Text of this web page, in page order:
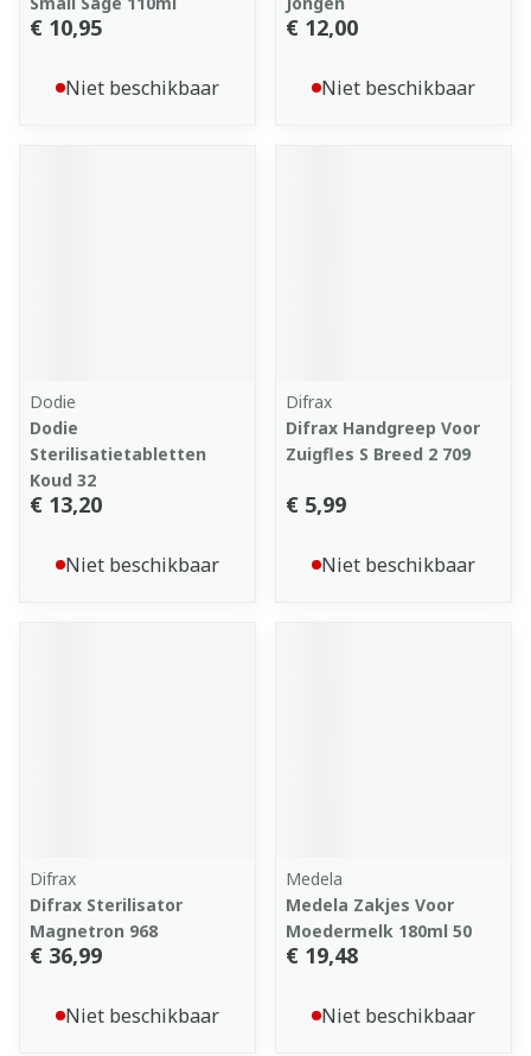
€ 10,95
Niet beschikbaar
€ 12,00
Niet beschikbaar
Dodie
Dodie
Sterilisatietabletten
Koud 32
€ 13,20
Niet beschikbaar
Difrax
Difrax Handgreep Voor
Zuigfles S Breed 2 709
€ 5,99
Niet beschikbaar
Difrax
Difrax Sterilisator
Magnetron 968
€ 36,99
Niet beschikbaar
Medela
Medela Zakjes Voor
Moedermelk 180ml 50
€ 19,48
Niet beschikbaar